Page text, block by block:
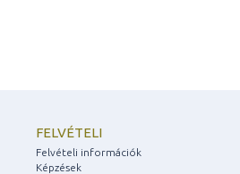
FELVÉTELI
Felvételi információk
Képzések